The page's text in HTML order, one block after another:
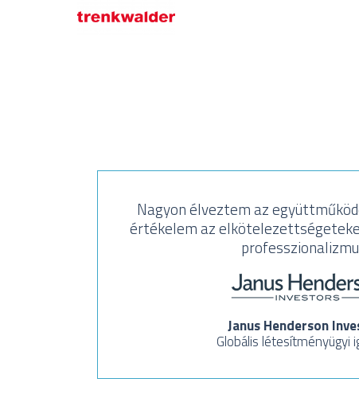
Nagyon élveztem az
értékelem az
Janus Henderson
Globális létesítményügyi